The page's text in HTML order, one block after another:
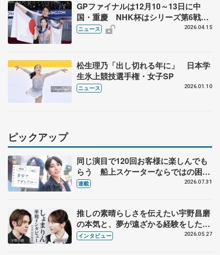
GPファイナルは12月10～13日に中
国・重慶 NHK杯はシリーズ第6戦、
11月27～29日に東京 2026～27年シ
ニュース 2026.04.15
松生理乃「出し切れる年に」 日本学
生氷上競技選手権・女子SP
ニュース 2026.01.10
ピックアップ
同じ演目で120回お客様に楽しんでも
らう 船上スケーターならではの困難
とは 影響あったPIW前キャプテン松
連載 2026.07.31
推しの素晴らしさを伝えたい宇野昌磨
の本気と、夢が遠ざかる経験をした本
田真凜の覚悟
インタビュー 2026.05.27